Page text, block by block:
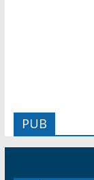
PUB